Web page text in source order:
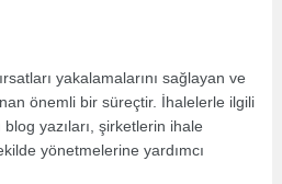
yakalamalarını sağlayan ve
önemli bir süreçtir. İhalelerle ilgili
blog yazıları, şirketlerin ihale
yönetmelerine yardımcı